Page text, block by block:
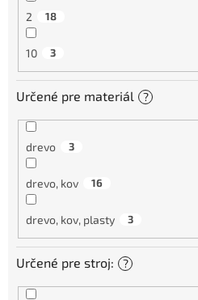
2 18
10 3
Určené pre materiál ?
drevo 3
drevo, kov 16
drevo, kov, plasty 3
Určené pre stroj: ?